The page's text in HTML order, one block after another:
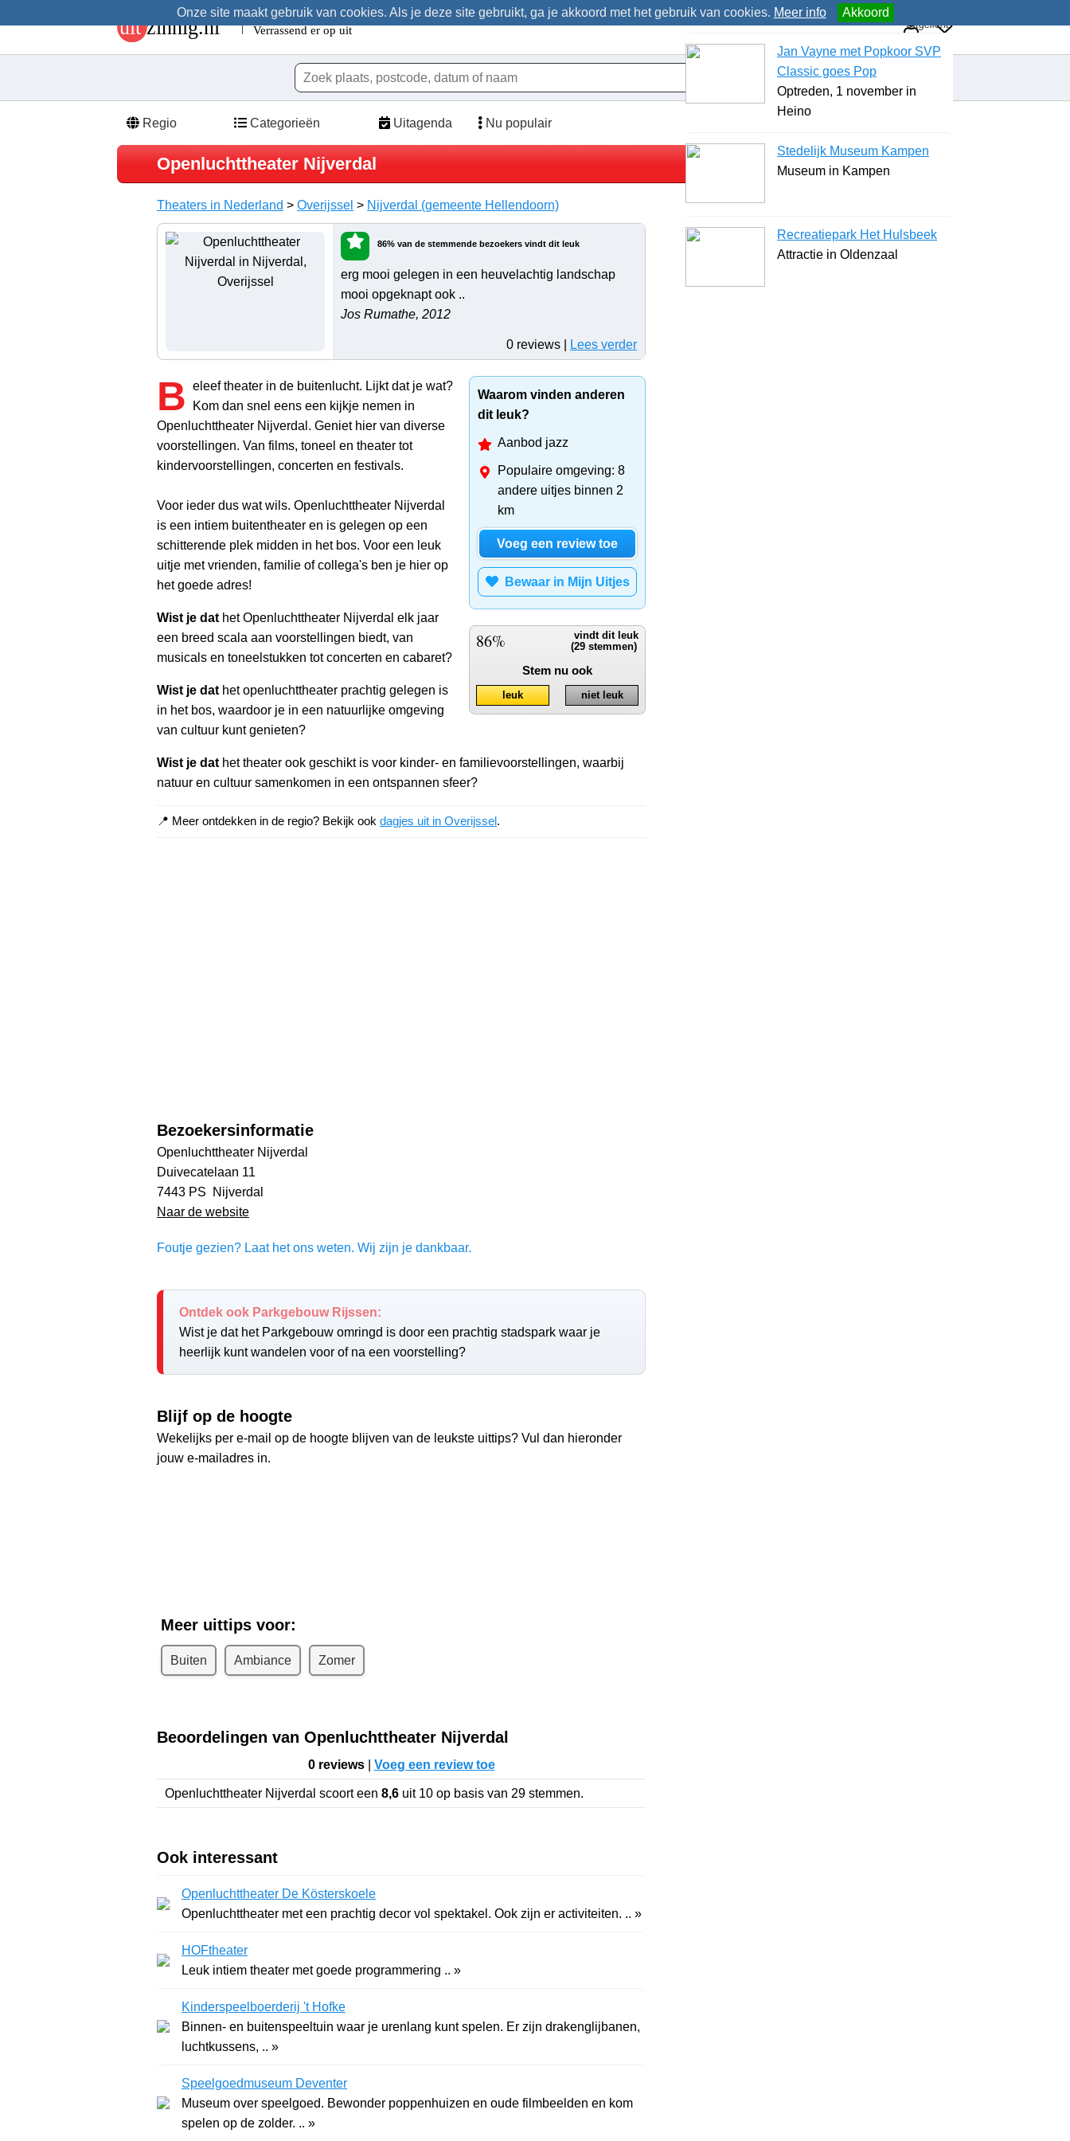
Onze site maakt gebruik van cookies. Als je deze site gebruikt, ga je akkoord met het gebruik van cookies. Meer info Akkoord
Regio Categorieën Uitagenda Nu populair
Openluchttheater Nijverdal
Theaters in Nederland > Overijssel > Nijverdal (gemeente Hellendoorn)
86% van de stemmende bezoekers vindt dit leuk
erg mooi gelegen in een heuvelachtig landschap
mooi opgeknapt ook ..
Jos Rumathe, 2012
0 reviews | Lees verder
Waarom vinden anderen
dit leuk?
Aanbod jazz
Populaire omgeving: 8
andere uitjes binnen 2
km
Voeg een review toe
Bewaar in Mijn Uitjes
vindt dit leuk
(29 stemmen)
86%
Stem nu ook
leuk niet leuk
B eleef theater in de buitenlucht. Lijkt dat je wat?
Kom dan snel eens een kijkje nemen in
Openluchttheater Nijverdal. Geniet hier van diverse
voorstellingen. Van films, toneel en theater tot
kindervoorstellingen, concerten en festivals.
Voor ieder dus wat wils. Openluchttheater Nijverdal
is een intiem buitentheater en is gelegen op een
schitterende plek midden in het bos. Voor een leuk
uitje met vrienden, familie of collega's ben je hier op
het goede adres!
Wist je dat het Openluchttheater Nijverdal elk jaar
een breed scala aan voorstellingen biedt, van
musicals en toneelstukken tot concerten en cabaret?
Wist je dat het openluchttheater prachtig gelegen is
in het bos, waardoor je in een natuurlijke omgeving
van cultuur kunt genieten?
Wist je dat het theater ook geschikt is voor kinder- en familievoorstellingen, waarbij
natuur en cultuur samenkomen in een ontspannen sfeer?
📍 Meer ontdekken in de regio? Bekijk ook dagjes uit in Overijssel.
Bezoekersinformatie
Openluchttheater Nijverdal
Duivecatelaan 11
7443 PS Nijverdal
Naar de website
Foutje gezien? Laat het ons weten. Wij zijn je dankbaar.
Ontdek ook Parkgebouw Rijssen:
Wist je dat het Parkgebouw omringd is door een prachtig stadspark waar je
heerlijk kunt wandelen voor of na een voorstelling?
Blijf op de hoogte
Wekelijks per e-mail op de hoogte blijven van de leukste uittips? Vul dan hieronder
jouw e-mailadres in.
Meer uittips voor:
Buiten Ambiance Zomer
Beoordelingen van Openluchttheater Nijverdal
0 reviews| Voeg een review toe
Openluchttheater Nijverdal scoort een 8,6 uit 10 op basis van 29 stemmen.
Ook interessant
Openluchttheater De Kösterskoele
Openluchttheater met een prachtig decor vol spektakel. Ook zijn er activiteiten. .. »
HOFtheater
Leuk intiem theater met goede programmering .. »
Kinderspeelboerderij 't Hofke
Binnen- en buitenspeeltuin waar je urenlang kunt spelen. Er zijn drakenglijbanen,
luchtkussens, .. »
Speelgoedmuseum Deventer
Museum over speelgoed. Bewonder poppenhuizen en oude filmbeelden en kom
spelen op de zolder. .. »
Uitgelicht
Jan Vayne met Popkoor SVP
Classic goes Pop
Optreden, 1 november in
Heino
Stedelijk Museum Kampen
Museum in Kampen
Recreatiepark Het Hulsbeek
Attractie in Oldenzaal